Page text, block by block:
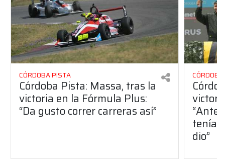
CÓRDOBA PISTA
Córdoba Pista: Massa, tras la
victoria en la Fórmula Plus:
“Da gusto correr carreras así”
dio”